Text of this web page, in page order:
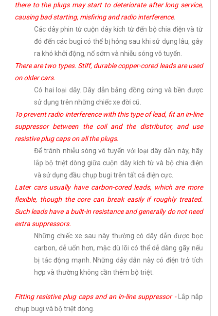
there to the plugs may start to deteriorate after long service,
causing bad starting, misfiring and radio interference.
Các dây phin từ cuộn dây kích từ đến bộ chia điện và từ
đó đến các bugi có thể bị hỏng sau khi sử dụng lâu, gây
ra khó khởi động, nổ sớm và nhiễu sóng vô tuyến.
There are two types. Stiff, durable copper-cored leads are used
on older cars.
Có hai loại dây. Dây dẫn bằng đồng cứng và bền được
sử dụng trên những chiếc xe đời cũ.
To prevent radio interference with this type of lead, fit an in-line
suppressor between the coil and the distributor, and use
resistive plug caps on all the plugs.
Để tránh nhiễu sóng vô tuyến với loại dây dẫn này, hãy
lắp bộ triệt dòng giữa cuộn dây kích từ và bộ chia điện
và sử dụng đầu chụp bugi trên tất cả điện cực.
Later cars usually have carbon-cored leads, which are more
flexible, though the core can break easily if roughly treated.
Such leads have a built-in resistance and generally do not need
extra suppressors.
Những chiếc xe sau này thường có dây dẫn được bọc
carbon, dễ uốn hơn, mặc dù lõi có thể dễ dàng gãy nếu
bị tác động mạnh. Những dây dẫn này có điện trở tích
hợp và thường không cần thêm bộ triệt.
Fitting resistive plug caps and an in-line suppressor -
Lắp nắp
chụp bugi và bộ triệt dòng.